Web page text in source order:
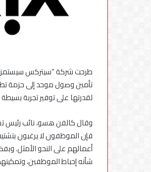
طرحت شركة “سيتركس سيستمز”
لقدرتها على توفير تجربة
وقال كالفن هسو، نائب رئيس
فإن الموظفون لا يرغبون
أعمالهم على النحو الأمثل.
شأنه إحباط الموظفين،